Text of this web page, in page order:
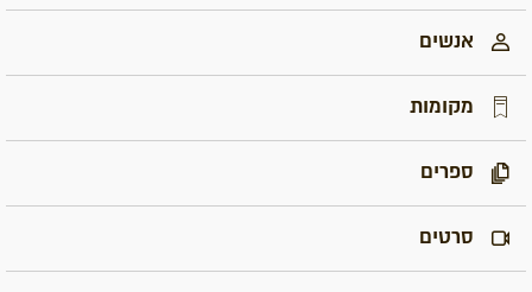
אנשים
מקומות
ספרים
סרטים